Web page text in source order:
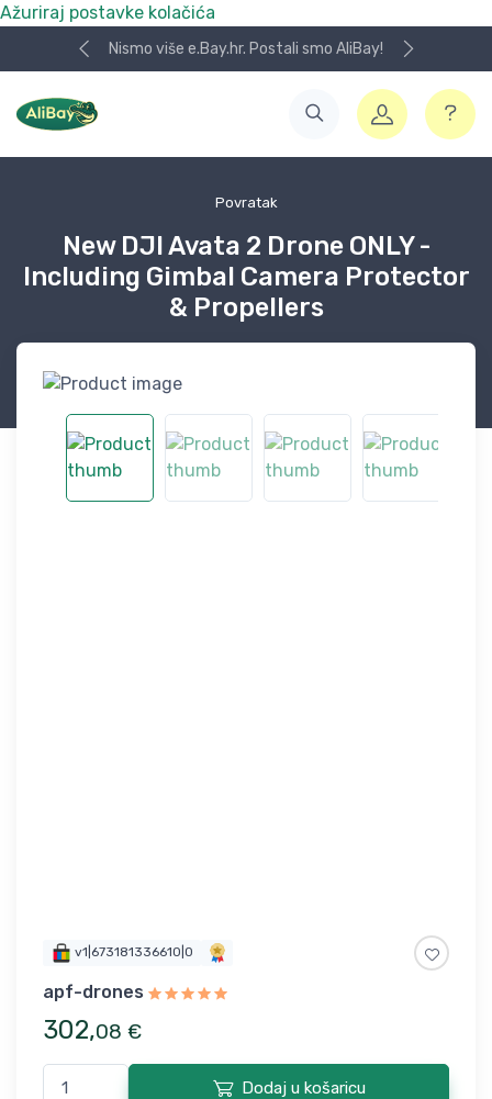
Ažuriraj postavke kolačića
Nismo više e.Bay.hr. Postali smo AliBay!
Povratak
New DJI Avata 2 Drone ONLY -
Including Gimbal Camera Protector
& Propellers
v1|673181336610|0
apf-drones
302,08 €
Dodaj u košaricu